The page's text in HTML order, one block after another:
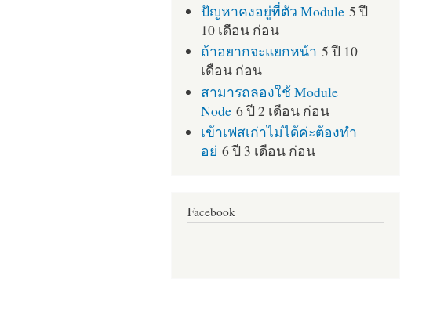
ปัญหาคงอยู่ที่ตัว Module 5 ปี
10 เดือน ก่อน
ถ้าอยากจะแยกหน้า 5 ปี 10
เดือน ก่อน
สามารถลองใช้ Module
Node 6 ปี 2 เดือน ก่อน
เข้าเฟสเก่าไม่ได้ค่ะต้องทำ
อย่ 6 ปี 3 เดือน ก่อน
Facebook